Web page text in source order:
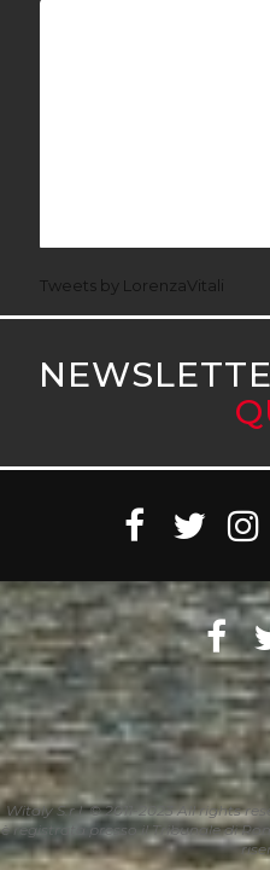
Tweets by LorenzaVitali
Witaly S.r.l. © 2011-2023 All rights
è registrata presso il Tribunale di